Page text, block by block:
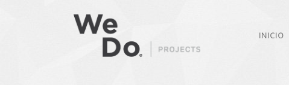
INICIO